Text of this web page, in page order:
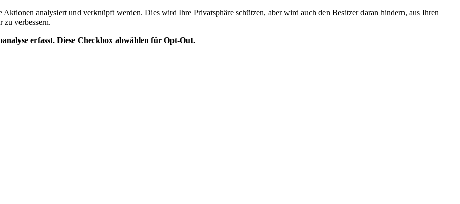
analysiert und verknüpft werden. Dies wird Ihre Privatsphäre schützen, aber wird auch den Besitzer daran hindern, aus Ihren
zu verbessern.
erfasst. Diese Checkbox abwählen für Opt-Out.